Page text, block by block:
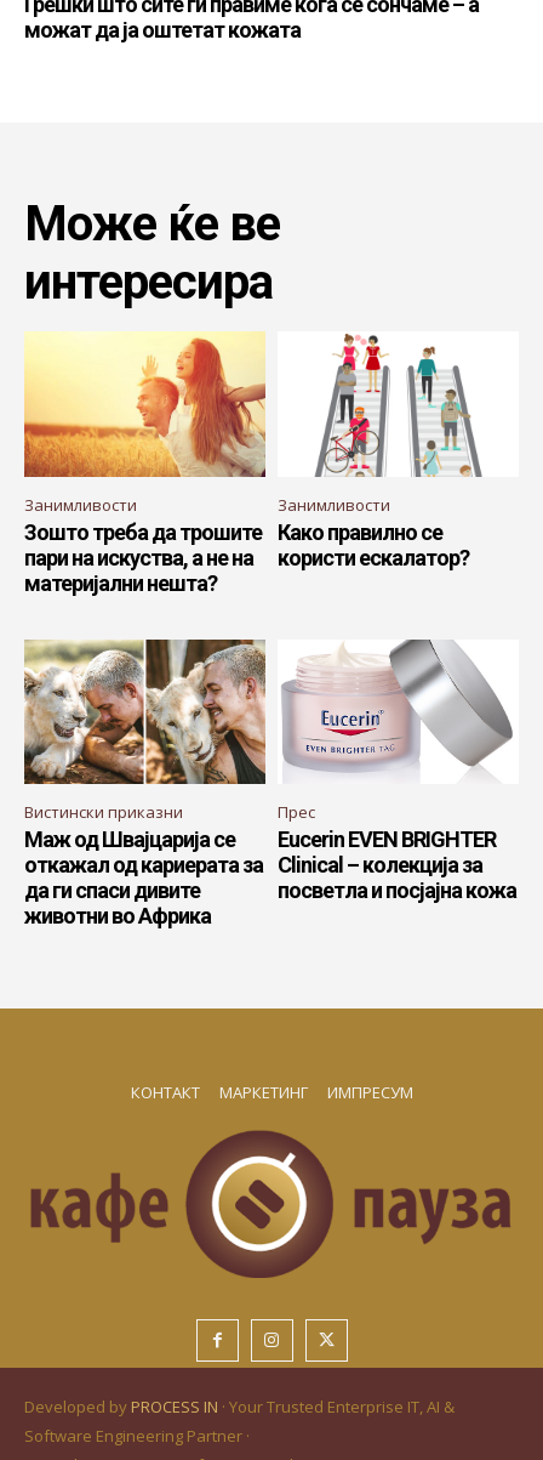
можат да ја оштетат кожата
Може ќе ве
интересира
Занимливости
Зошто треба да трошите
пари на искуства, а не на
материјални нешта?
Занимливости
Како правилно се
користи ескалатор?
Вистински приказни
Маж од Швајцарија се
откажал од кариерата за
да ги спаси дивите
животни во Африка
Прес
Eucerin EVEN BRIGHTER
Clinical – колекција за
посветла и посјајна кожа
КОНТАКТ МАРКЕТИНГ ИМПРЕСУМ
Developed by PROCESS IN · Your Trusted Enterprise IT, AI &
Software Engineering Partner ·